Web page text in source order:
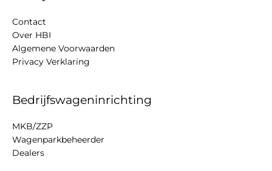
Contact
Over HBI
Algemene Voorwaarden
Privacy Verklaring
Bedrijfswageninrichting
MKB/ZZP
Wagenparkbeheerder
Dealers